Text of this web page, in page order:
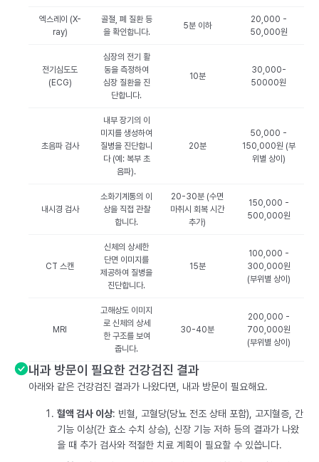
엑스레이 (X-
ray)
골절, 폐 질환 등
을 확인합니다.
5분 이하
20,000 -
50,000원
전기심도도
(ECG)
심장의 전기 활
동을 측정하여
심장 질환을 진
단합니다.
10분
30,000-
50000원
초음파 검사
내부 장기의 이
미지를 생성하여
질병을 진단합니
다 (예: 복부 초
음파).
20분
50,000 -
150,000원 (부
위별 상이)
내시경 검사
소화기계통의 이
상을 직접 관찰
합니다.
20-30분 (수면
마취시 회복 시간
추가)
150,000 -
500,000원
CT 스캔
신체의 상세한
단면 이미지를
제공하여 질병을
진단합니다.
15분
100,000 -
300,000원
(부위별 상이)
MRI
고해상도 이미지
로 신체의 상세
한 구조를 보여
줍니다.
30-40분
200,000 -
700,000원
(부위별 상이)
내과 방문이 필요한 건강검진 결과
아래와 같은 건강검진 결과가 나왔다면, 내과 방문이 필요해요.
혈액 검사 이상: 빈혈, 고혈당(당뇨 전조 상태 포함), 고지혈증, 간
기능 이상(간 효소 수치 상승), 신장 기능 저하 등의 결과가 나왔
을 때 추가 검사와 적절한 치료 계획이 필요할 수 있씁니다.